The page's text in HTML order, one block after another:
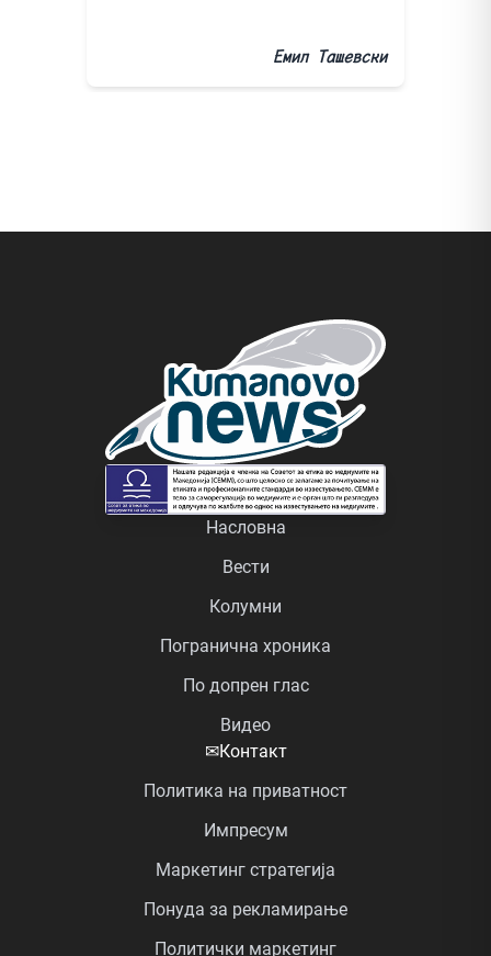
Емил Ташевски
Насловна
Вести
Колумни
Погранична хроника
По допрен глас
Видео
✉Контакт
Политика на приватност
Импресум
Маркетинг стратегија
Понуда за рекламирање
Политички маркетинг